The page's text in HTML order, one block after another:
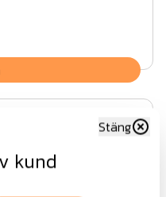
kund
Stäng